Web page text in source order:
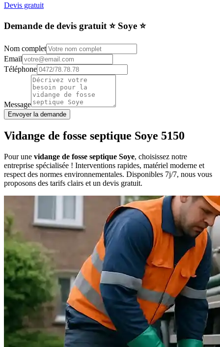
Devis gratuit
Demande de devis gratuit ⭐️ Soye ⭐️
Nom complet
Email
Téléphone
Message
Envoyer la demande
Vidange de fosse septique Soye 5150
Pour une vidange de fosse septique Soye, choisissez notre
entreprise spécialisée ! Interventions rapides, matériel moderne et
respect des normes environnementales. Disponibles 7j/7, nous vous
proposons des tarifs clairs et un devis gratuit.